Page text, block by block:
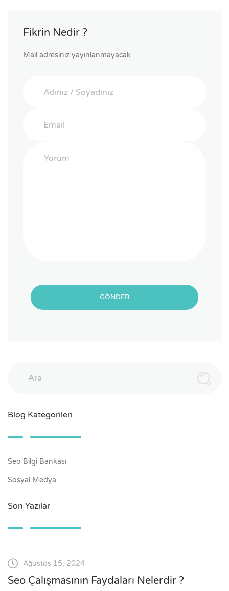
Fikrin Nedir ?
Mail adresiniz yayınlanmayacak
GÖNDER
Blog Kategorileri
Seo Bilgi Bankası
Sosyal Medya
Son Yazılar
Ağustos 15, 2024
Seo Çalışmasının Faydaları Nelerdir ?